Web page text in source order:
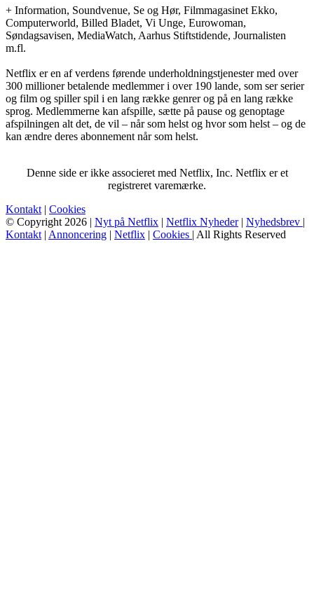
+ Information, Soundvenue, Se og Hør, Filmmagasinet Ekko,
Computerworld, Billed Bladet, Vi Unge, Eurowoman,
Søndagsavisen, MediaWatch, Aarhus Stiftstidende, Journalisten
m.fl.
Netflix er en af verdens førende underholdningstjenester med over
300 millioner betalende medlemmer i over 190 lande, som ser serier
og film og spiller spil i en lang række genrer og på en lang række
sprog. Medlemmerne kan afspille, sætte på pause og genoptage
afspilningen alt det, de vil – når som helst og hvor som helst – og de
kan ændre deres abonnement når som helst.
Denne side er ikke associeret med Netflix, Inc. Netflix er et
registreret varemærke.
Kontakt | Cookies
© Copyright 2026 | Nyt på Netflix | Netflix Nyheder| Nyhedsbrev |
Kontakt | Annoncering | Netflix | Cookies | All Rights Reserved